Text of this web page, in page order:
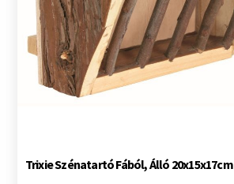
Trixie Szénatartó Fából, Álló 20x15x17cm